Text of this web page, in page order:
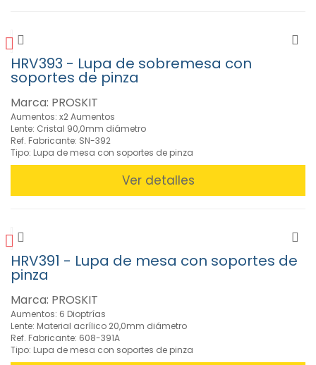
Mantenimiento
»
Linternas
(32)
»
Lupas
(22)
Lamparas
Diadema
(1)
Lupas
de
mano
(9)
Lupas
de
HRV393 - Lupa de sobremesa con
soportes de pinza
Marca: PROSKIT
Aumentos: x2 Aumentos
Lente: Cristal 90,0mm diámetro
Ref. Fabricante: SN-392
Tipo: Lupa de mesa con soportes de pinza
Ver detalles
HRV391 - Lupa de mesa con soportes de
pinza
Marca: PROSKIT
Aumentos: 6 Dioptrías
Lente: Material acrílico 20,0mm diámetro
Ref. Fabricante: 608-391A
Tipo: Lupa de mesa con soportes de pinza